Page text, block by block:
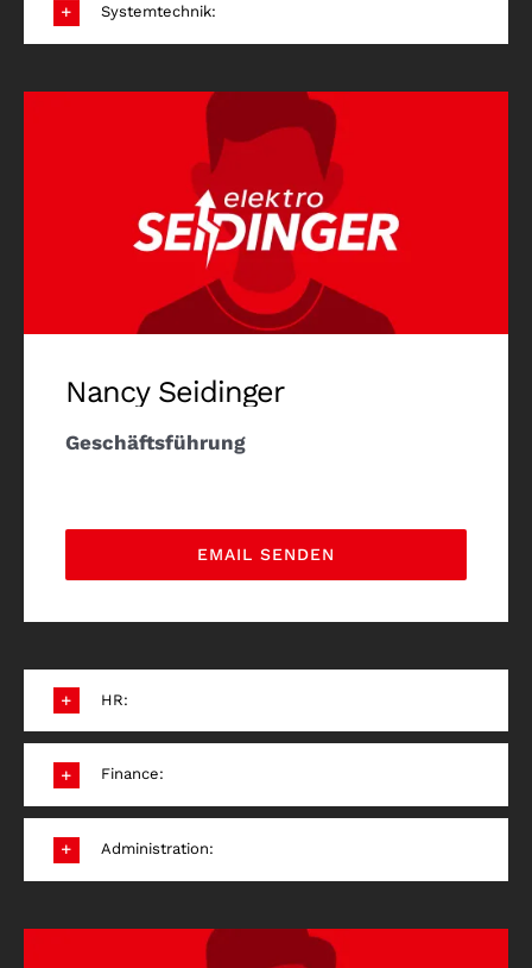
Systemtechnik:
Nancy Seidinger
Geschäftsführung
EMAIL SENDEN
HR:
Finance:
Administration: